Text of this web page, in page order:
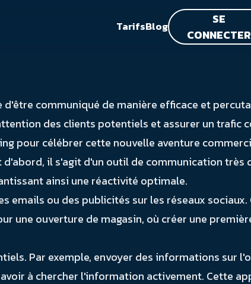
TarifsBlog
SE
CONNECTER
communiqué de manière efficace et
des clients potentiels et assurer un trafic
pour célébrer cette nouvelle aventure
il s'agit d'un outil de communication très
ainsi une réactivité optimale.
emails ou des publicités sur les réseaux
une ouverture de magasin, où créer une
Par exemple, envoyer des informations sur
à chercher l'information activement. Cette